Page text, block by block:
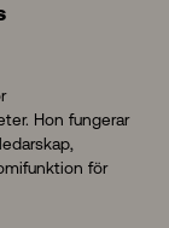
Hon fungerar
för